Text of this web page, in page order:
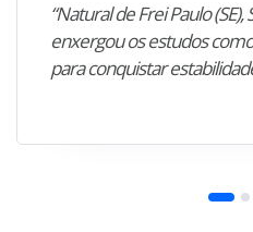
“Natural de Frei Paulo
enxergou os estudos
para conquistar